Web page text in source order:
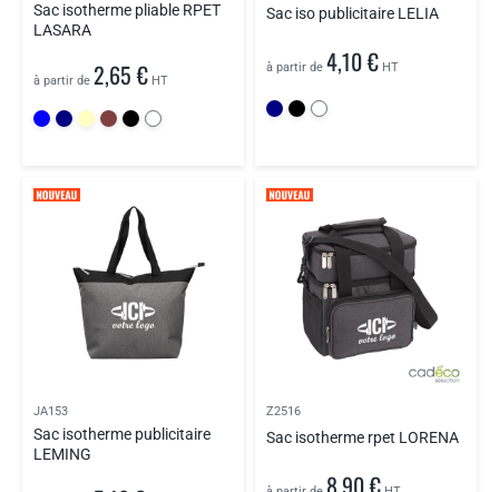
Sac isotherme pliable RPET
LASARA
à partir de 2,65 € HT
Sac iso publicitaire LELIA
à partir de 4,10 € HT
JA153
Sac isotherme publicitaire
LEMING
Z2516
Sac isotherme rpet LORENA
8,90 €